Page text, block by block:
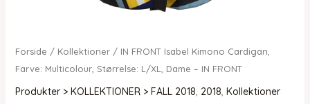
Forside / Kollektioner/ IN FRONT Isabel Kimono Cardigan,
Farve: Multicolour, Størrelse: L/XL, Dame – IN FRONT
Produkter > KOLLEKTIONER > FALL 2018, 2018, Kollektioner